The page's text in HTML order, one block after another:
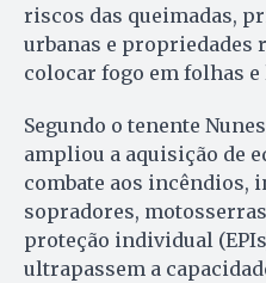
riscos das queimadas,
urbanas e propriedades
colocar fogo em folhas
Segundo o tenente
ampliou a aquisição de
combate aos incêndios,
sopradores,
proteção individual
ultrapassem a